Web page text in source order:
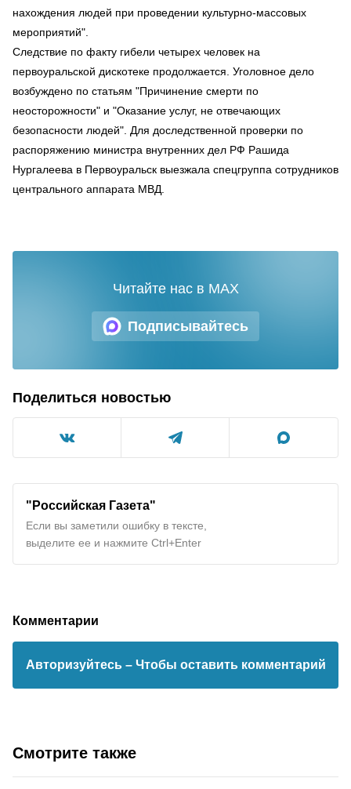
нахождения людей при проведении культурно-массовых
мероприятий".
Следствие по факту гибели четырех человек на
первоуральской дискотеке продолжается. Уголовное дело
возбуждено по статьям "Причинение смерти по
неосторожности" и "Оказание услуг, не отвечающих
безопасности людей". Для доследственной проверки по
распоряжению министра внутренних дел РФ Рашида
Нургалеева в Первоуральск выезжала спецгруппа сотрудников
центрального аппарата МВД.
Подписывайтесь
Читайте нас в MAX
Поделиться новостью
"Российская Газета"
Если вы заметили ошибку в тексте,
выделите ее и нажмите Ctrl+Enter
Комментарии
Авторизуйтесь – Чтобы оставить комментарий
Смотрите также